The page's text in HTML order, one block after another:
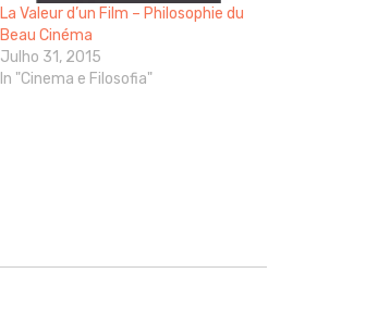
La Valeur d’un Film – Philosophie du
Beau Cinéma
Julho 31, 2015
In "Cinema e Filosofia"